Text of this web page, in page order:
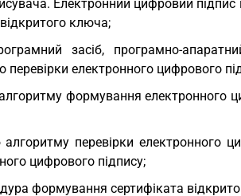
Електронний цифровий
ключа;
засіб, програмно-
перевірки електронного цифрового
формування електронного
перевірки електронного
цифрового підпису;
формування сертифіката